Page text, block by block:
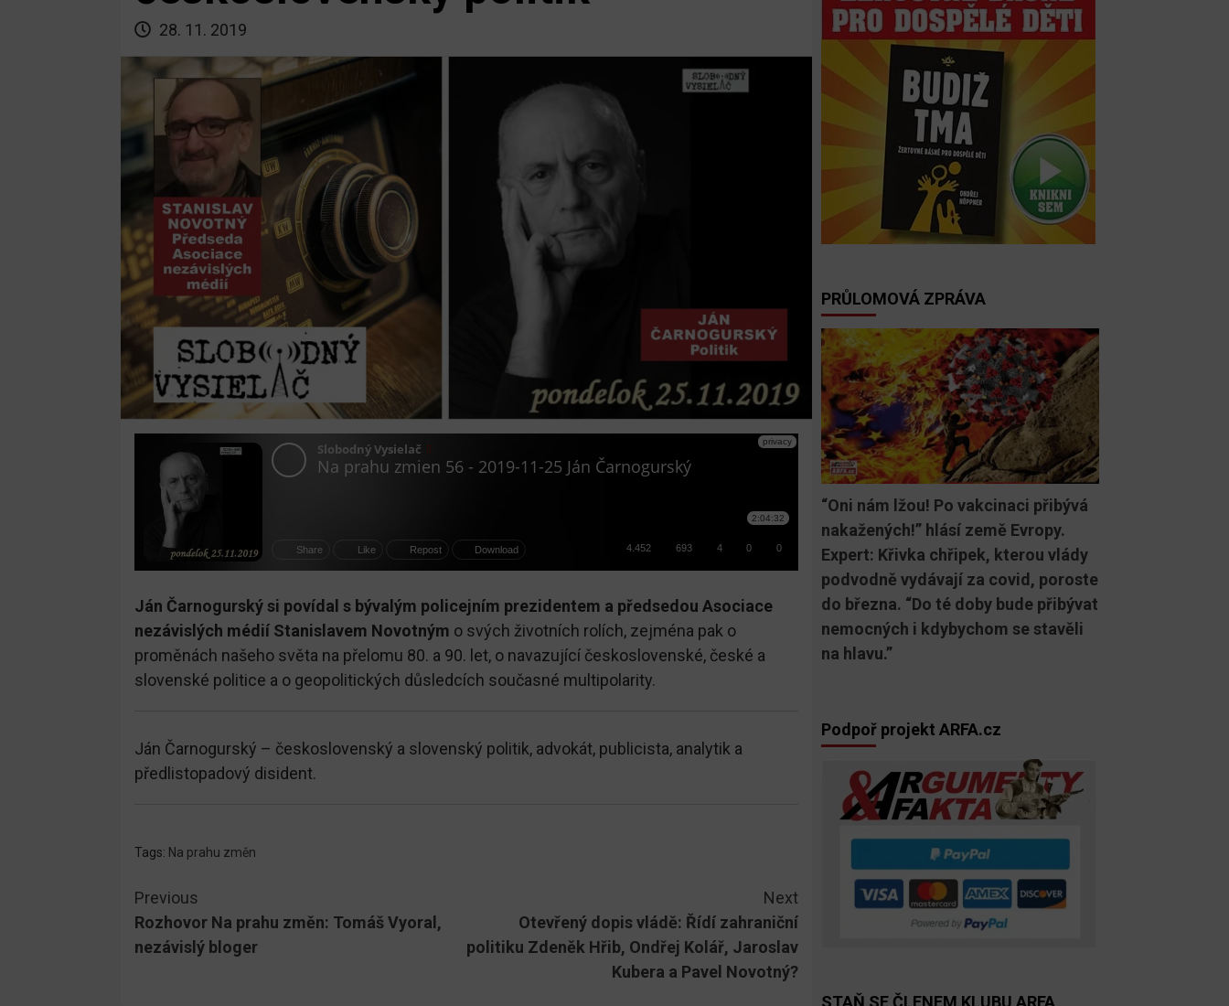
28. 11. 2019
Ján Čarnogurský si povídal s bývalým policejním prezidentem a předsedou Asociace
nezávislých médií Stanislavem Novotným o svých životních rolích, zejména pak o
proměnách našeho světa na přelomu 80. a 90. let, o navazující československé, české a
slovenské politice a o geopolitických důsledcích současné multipolarity.
Ján Čarnogurský – československý a slovenský politik, advokát, publicista, analytik a
předlistopadový disident.
Tags: Na prahu změn
Continue
Reading
Previous
Rozhovor Na prahu změn: Tomáš Vyoral,
nezávislý bloger
Next
Otevřený dopis vládě: Řídí zahraniční
politiku Zdeněk Hřib, Ondřej Kolář, Jaroslav
Kubera a Pavel Novotný?
PRŮLOMOVÁ ZPRÁVA
“Oni nám lžou! Po vakcinaci přibývá
nakažených!” hlásí země Evropy.
Expert: Křivka chřipek, kterou vlády
podvodně vydávají za covid, poroste
do března. “Do té doby bude přibývat
nemocných i kdybychom se stavěli
na hlavu.”
Podpoř projekt ARFA.cz
STAŇ SE ČLENEM KLUBU ARFA